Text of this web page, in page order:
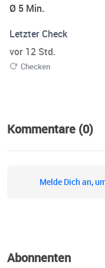
Ø 5 Min.
Letzter Check
vor 12 Std.
Checken
Kommentare (0)
Melde Dich an,
Abonnenten